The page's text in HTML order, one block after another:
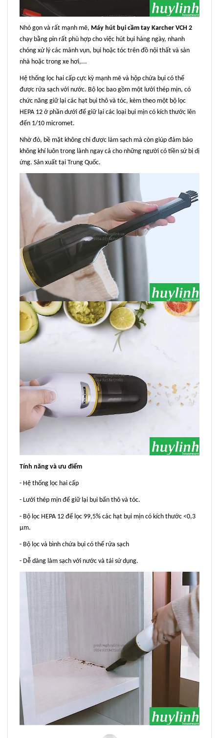
Nhỏ gọn và rất mạnh mẽ, Máy hút bụi cầm tay Karcher VCH 2
chạy bằng pin rất phù hợp cho việc hút bụi hàng ngày, nhanh
chóng xử lý các mảnh vụn, bụi hoặc tóc trên đồ nội thất và sàn
nhà hoặc trong xe hơi,...
Hệ thống lọc hai cấp cực kỳ mạnh mẽ và hộp chứa bụi có thể
được rửa sạch với nước. Bộ lọc bao gồm một lưới thép mịn, có
chức năng giữ lại các hạt bụi thô và tóc, kèm theo một bộ lọc
HEPA 12 ở phần dưới để giữ lại các loại bụi mịn có kích thước lên
đến 1/10 micromet.
Nhờ đó, bề mặt không chỉ được làm sạch mà còn giúp đảm báo
không khí luôn trong lành ngay cả cho những người có tiền sử bị dị
ứng. Sản xuất tại Trung Quốc.
Tính năng và ưu điểm
- Hệ thống lọc hai cấp
- Lưới thép mịn để giữ lại bụi bẩn thô và tóc.
- Bộ lọc HEPA 12 để lọc 99,5% các hạt bụi mịn có kích thước <0,3
μm.
- Bộ lọc và bình chứa bụi có thể rửa sạch
- Dễ dàng làm sạch với nước và tái sử dụng.